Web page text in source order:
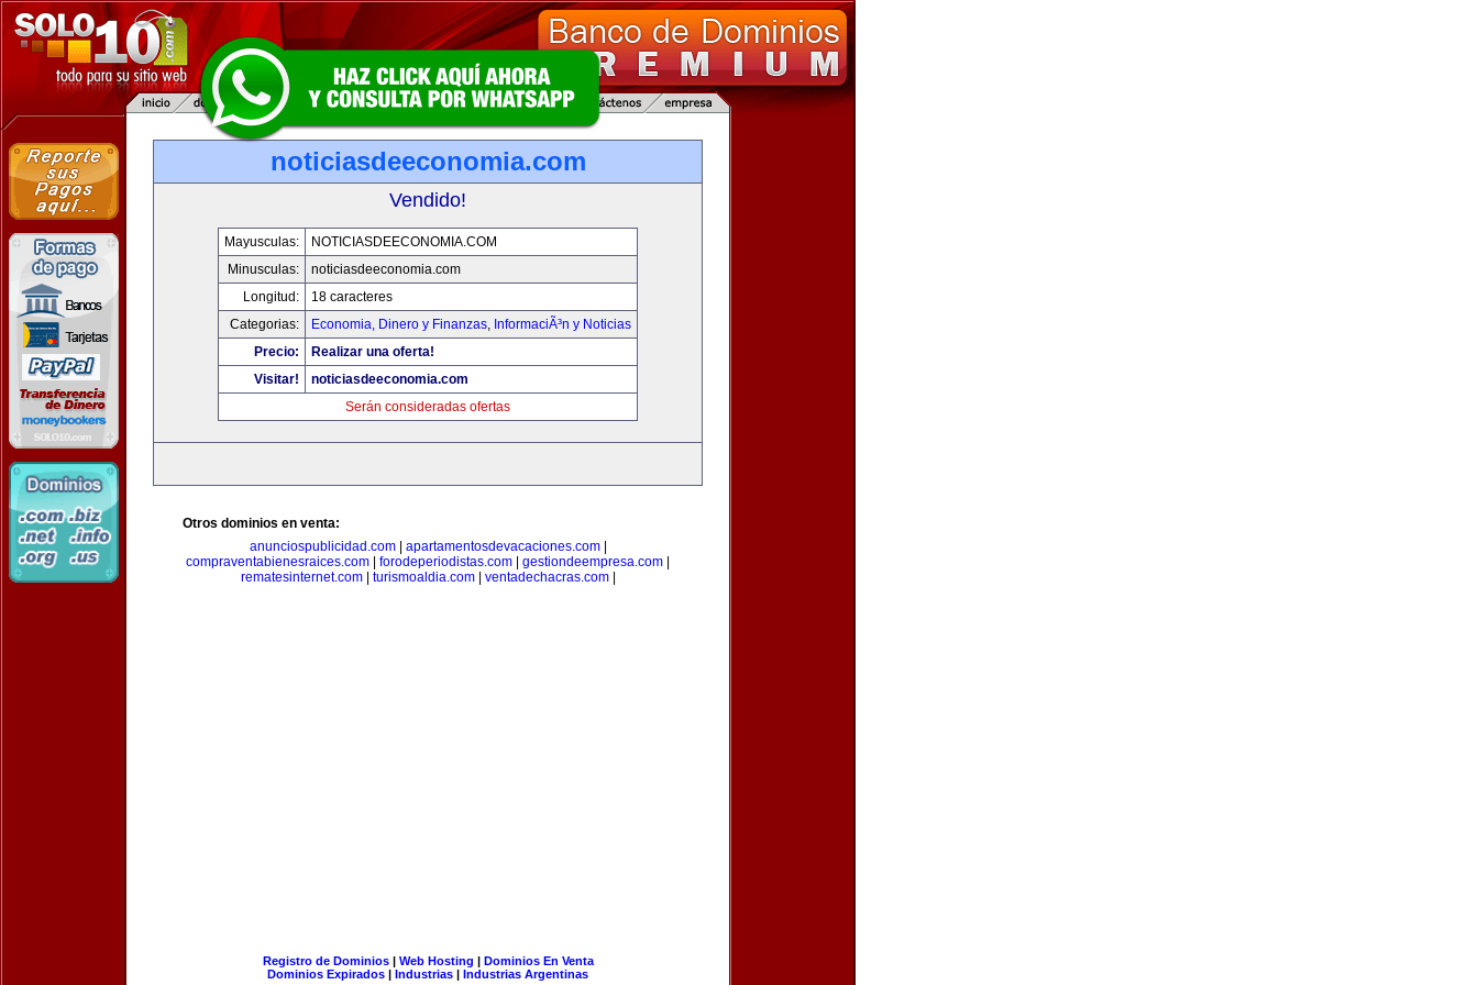
noticiasdeeconomia.com
Vendido!
Mayusculas:
NOTICIASDEECONOMIA.COM
Minusculas:
noticiasdeeconomia.com
Longitud:
18 caracteres
Categorias:
Economia, Dinero y Finanzas, InformaciÃ³n y Noticias
Precio:
Realizar una oferta!
Visitar!
noticiasdeeconomia.com
Serán consideradas ofertas
Otros dominios en venta:
anunciospublicidad.com| apartamentosdevacaciones.com|
compraventabienesraices.com
forodeperiodistas.com gestiondeempresa.com
rematesinternet.com| turismoaldia.com| ventadechacras.com|
Registro de Dominios| Web Hosting | Dominios En Venta
Dominios Expirados | Industrias | Industrias Argentinas